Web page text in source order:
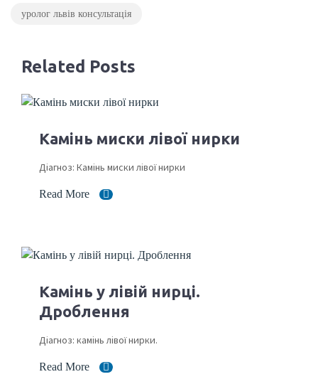
уролог львів консультація
Related Posts
Камінь миски лівої нирки
Діагноз: Камінь миски лівої нирки
Read More
Камінь у лівій нирці.
Дроблення
Діагноз: камінь лівої нирки.
Read More